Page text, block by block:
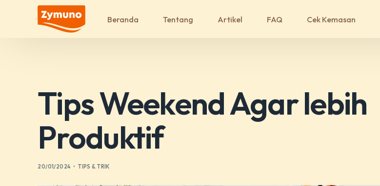
Beranda Tentang Artikel FAQ Cek Kemasan
Tips Weekend Agar lebih
Produktif
20/01/2024 TIPS & TRIK